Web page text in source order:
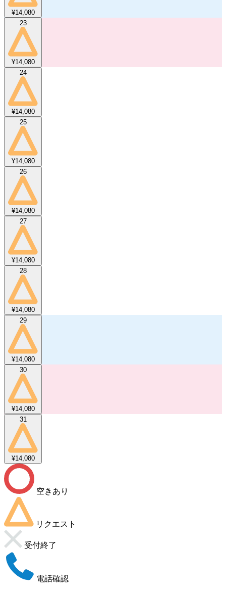
¥14,080
23
¥14,080
24
¥14,080
25
¥14,080
26
¥14,080
27
¥14,080
28
¥14,080
29
¥14,080
30
¥14,080
31
¥14,080
空きあり
リクエスト
受付終了
電話確認